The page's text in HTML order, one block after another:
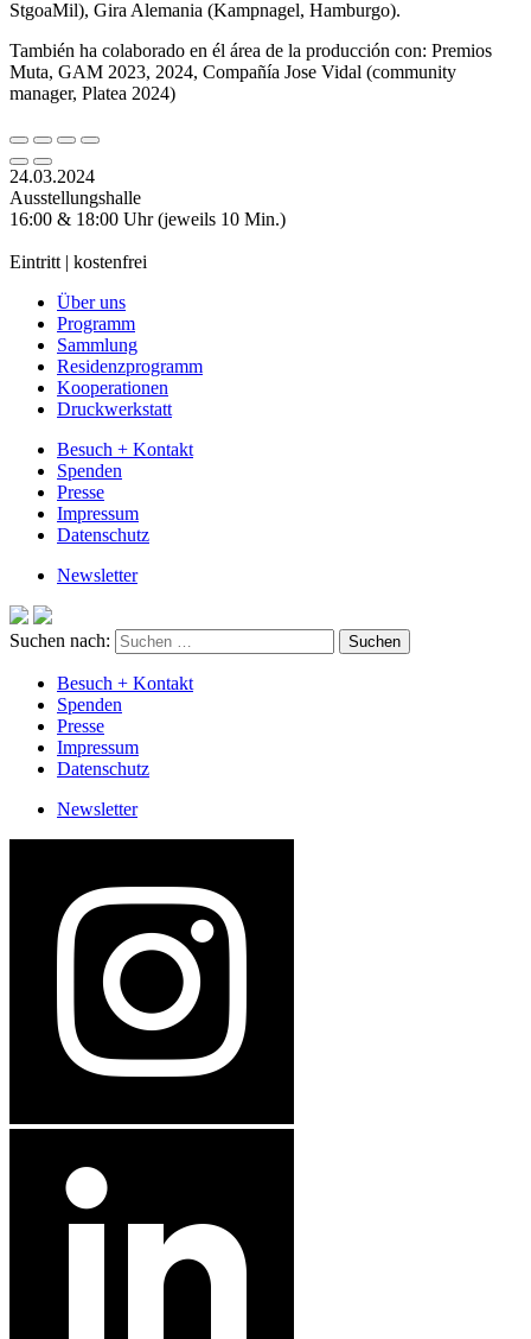
StgoaMil), Gira Alemania (Kampnagel, Hamburgo).
También ha colaborado en él área de la producción con: Premios
Muta, GAM 2023, 2024, Compañía Jose Vidal (community
manager, Platea 2024)
24.03.2024
Ausstellungshalle
16:00 & 18:00 Uhr (jeweils 10 Min.)
Eintritt | kostenfrei
Über uns
Programm
Sammlung
Residenzprogramm
Kooperationen
Druckwerkstatt
Besuch + Kontakt
Spenden
Presse
Impressum
Datenschutz
Newsletter
Suchen nach:
Besuch + Kontakt
Spenden
Presse
Impressum
Datenschutz
Newsletter